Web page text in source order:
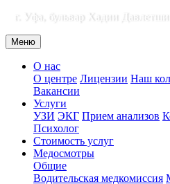
г. Уфа, бульвар Хадии
Меню
О нас
О центре Лицензии Наш
Вакансии
Услуги
УЗИ ЭКГ Прием анализов
Психолог
Стоимость услуг
Медосмотры
Общие
Водительская медкомиссия